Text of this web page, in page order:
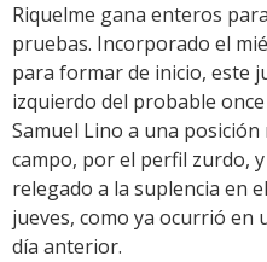
Riquelme gana enteros
pruebas. Incorporado el
para formar de inicio, este
izquierdo del probable
Samuel Lino a una posición
campo, por el perfil zurdo,
relegado a la suplencia en
jueves, como ya ocurrió en
día anterior.